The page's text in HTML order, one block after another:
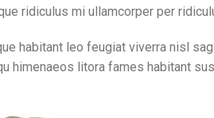
ridiculus mi ullamcorper per
habitant leo feugiat viverra nisl
litora fames habitant